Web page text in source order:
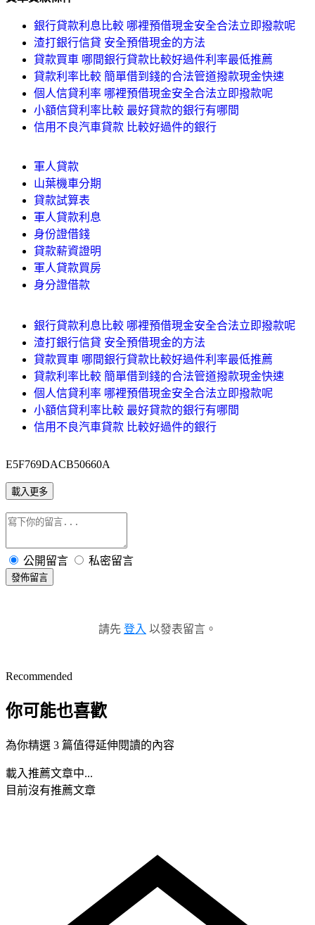
銀行貸款利息比較 哪裡預借現金安全合法立即撥款呢
渣打銀行信貸 安全預借現金的方法
貸款買車 哪間銀行貸款比較好過件利率最低推薦
貸款利率比較 簡單借到錢的合法管道撥款現金快速
個人信貸利率 哪裡預借現金安全合法立即撥款呢
小額信貸利率比較 最好貸款的銀行有哪間
信用不良汽車貸款 比較好過件的銀行
軍人貸款
山葉機車分期
貸款試算表
軍人貸款利息
身份證借錢
貸款薪資證明
軍人貸款買房
身分證借款
銀行貸款利息比較 哪裡預借現金安全合法立即撥款呢
渣打銀行信貸 安全預借現金的方法
貸款買車 哪間銀行貸款比較好過件利率最低推薦
貸款利率比較 簡單借到錢的合法管道撥款現金快速
個人信貸利率 哪裡預借現金安全合法立即撥款呢
小額信貸利率比較 最好貸款的銀行有哪間
信用不良汽車貸款 比較好過件的銀行
E5F769DACB50660A
載入更多
公開留言 私密留言
發佈留言
請先 登入 以發表留言。
Recommended
你可能也喜歡
為你精選 3 篇值得延伸閱讀的內容
載入推薦文章中...
目前沒有推薦文章